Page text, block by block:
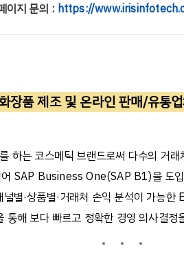
이지 문의 : https://
장품제조 및 온라인판매/유통
하는 코스메틱 브랜드로써 다수의 거래
SAP Business One(SAP B1)을 도
널별·상품별·거래처 손익 분석이 가능한
통해 보다 빠르고 정확한 경영 의사결정